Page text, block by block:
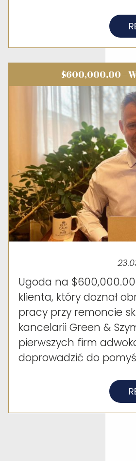
$600,000.00 –
Ugoda na
klienta, który doznał
pracy przy remoncie
kancelarii Green &
pierwszych firm
doprowadzić do